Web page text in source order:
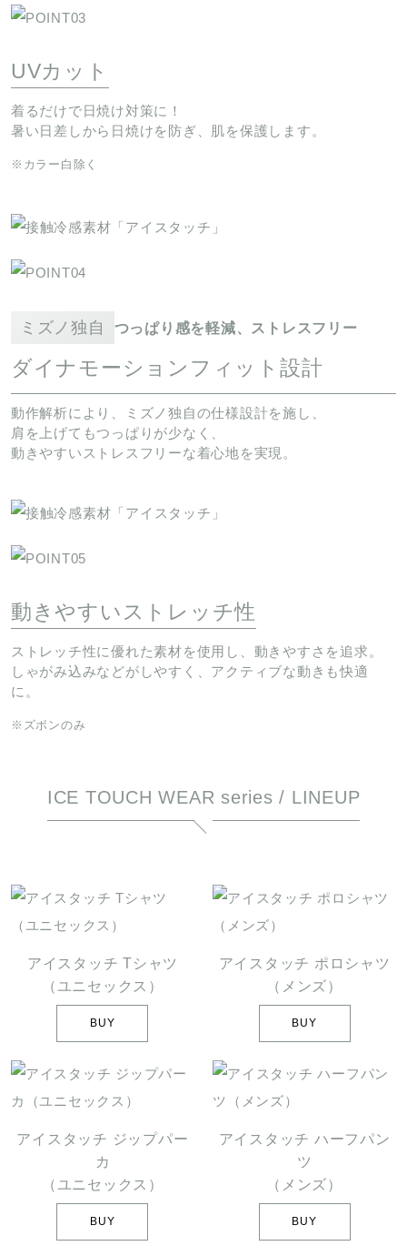
UVカット
着るだけで日焼け対策に！
暑い日差しから日焼けを防ぎ、肌を保護します。
※カラー白除く
ミズノ独自 つっぱり感を軽減、ストレスフリー
ダイナモーションフィット設計
動作解析により、ミズノ独自の仕様設計を施し、
肩を上げてもつっぱりが少なく、
動きやすいストレスフリーな着心地を実現。
動きやすいストレッチ性
ストレッチ性に優れた素材を使用し、動きやすさを追求。
しゃがみ込みなどがしやすく、アクティブな動きも快適
に。
※ズボンのみ
ICE TOUCH WEAR series / LINEUP
アイスタッチ Tシャツ
（ユニセックス）
BUY
アイスタッチ ポロシャツ
（メンズ）
BUY
アイスタッチ ジップパー
カ
（ユニセックス）
BUY
アイスタッチ ハーフパン
ツ
（メンズ）
BUY